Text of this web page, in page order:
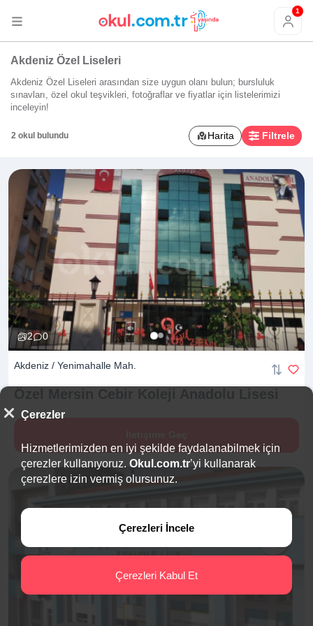
1
Akdeniz Özel Liseleri
Akdeniz Özel Liseleri arasından size uygun olanı bulun; bursluluk
sınavları, özel okul teşvikleri, fotoğraflar ve fiyatlar için listelerimizi
inceleyin!
2 okul bulundu Harita Filtrele
2 0
Akdeniz / Yenimahalle Mah.
Çerezler
Hizmetlerimizden en iyi şekilde faydalanabilmek için
çerezler kullanıyoruz. Okul.com.tr’yi kullanarak
çerezlere izin vermiş olursunuz.
Çerezleri İncele
Çerezleri Kabul Et